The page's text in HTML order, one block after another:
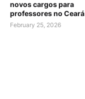
novos cargos para
professores no Ceará
February 25, 2026